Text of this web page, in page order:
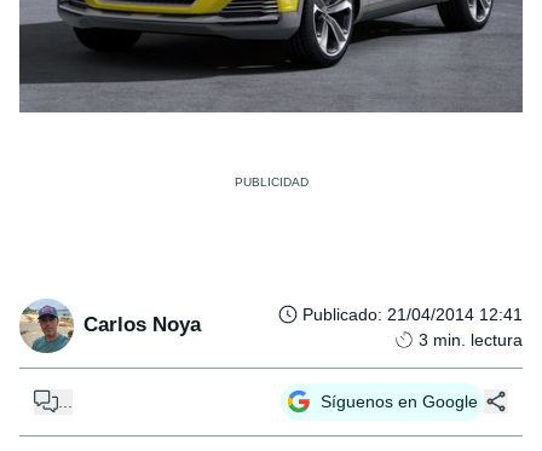
Carlos Noya Publicado: 21/04/2014 12:41
3 min. lectura
Síguenos en Google